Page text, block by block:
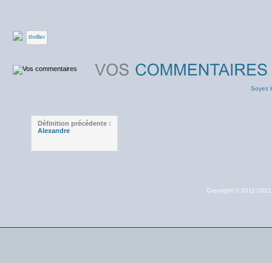
thriller
Soyez
Définition précédente :
Alexandre
Copyright © 2011-